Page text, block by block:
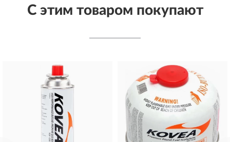
С этим товаром покупают